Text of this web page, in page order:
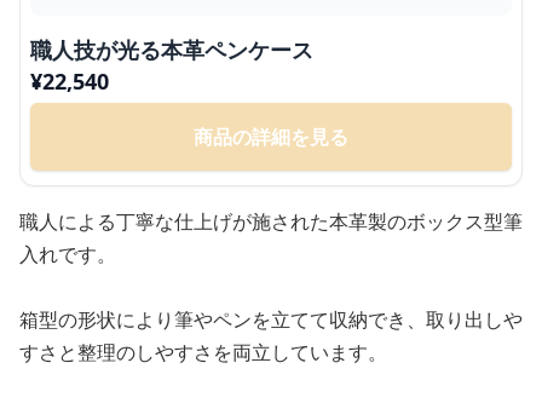
職人技が光る本革ペンケース
¥22,540
商品の詳細を見る
職人による丁寧な仕上げが施された本革製のボックス型筆
入れです。
箱型の形状により筆やペンを立てて収納でき、取り出しや
すさと整理のしやすさを両立しています。